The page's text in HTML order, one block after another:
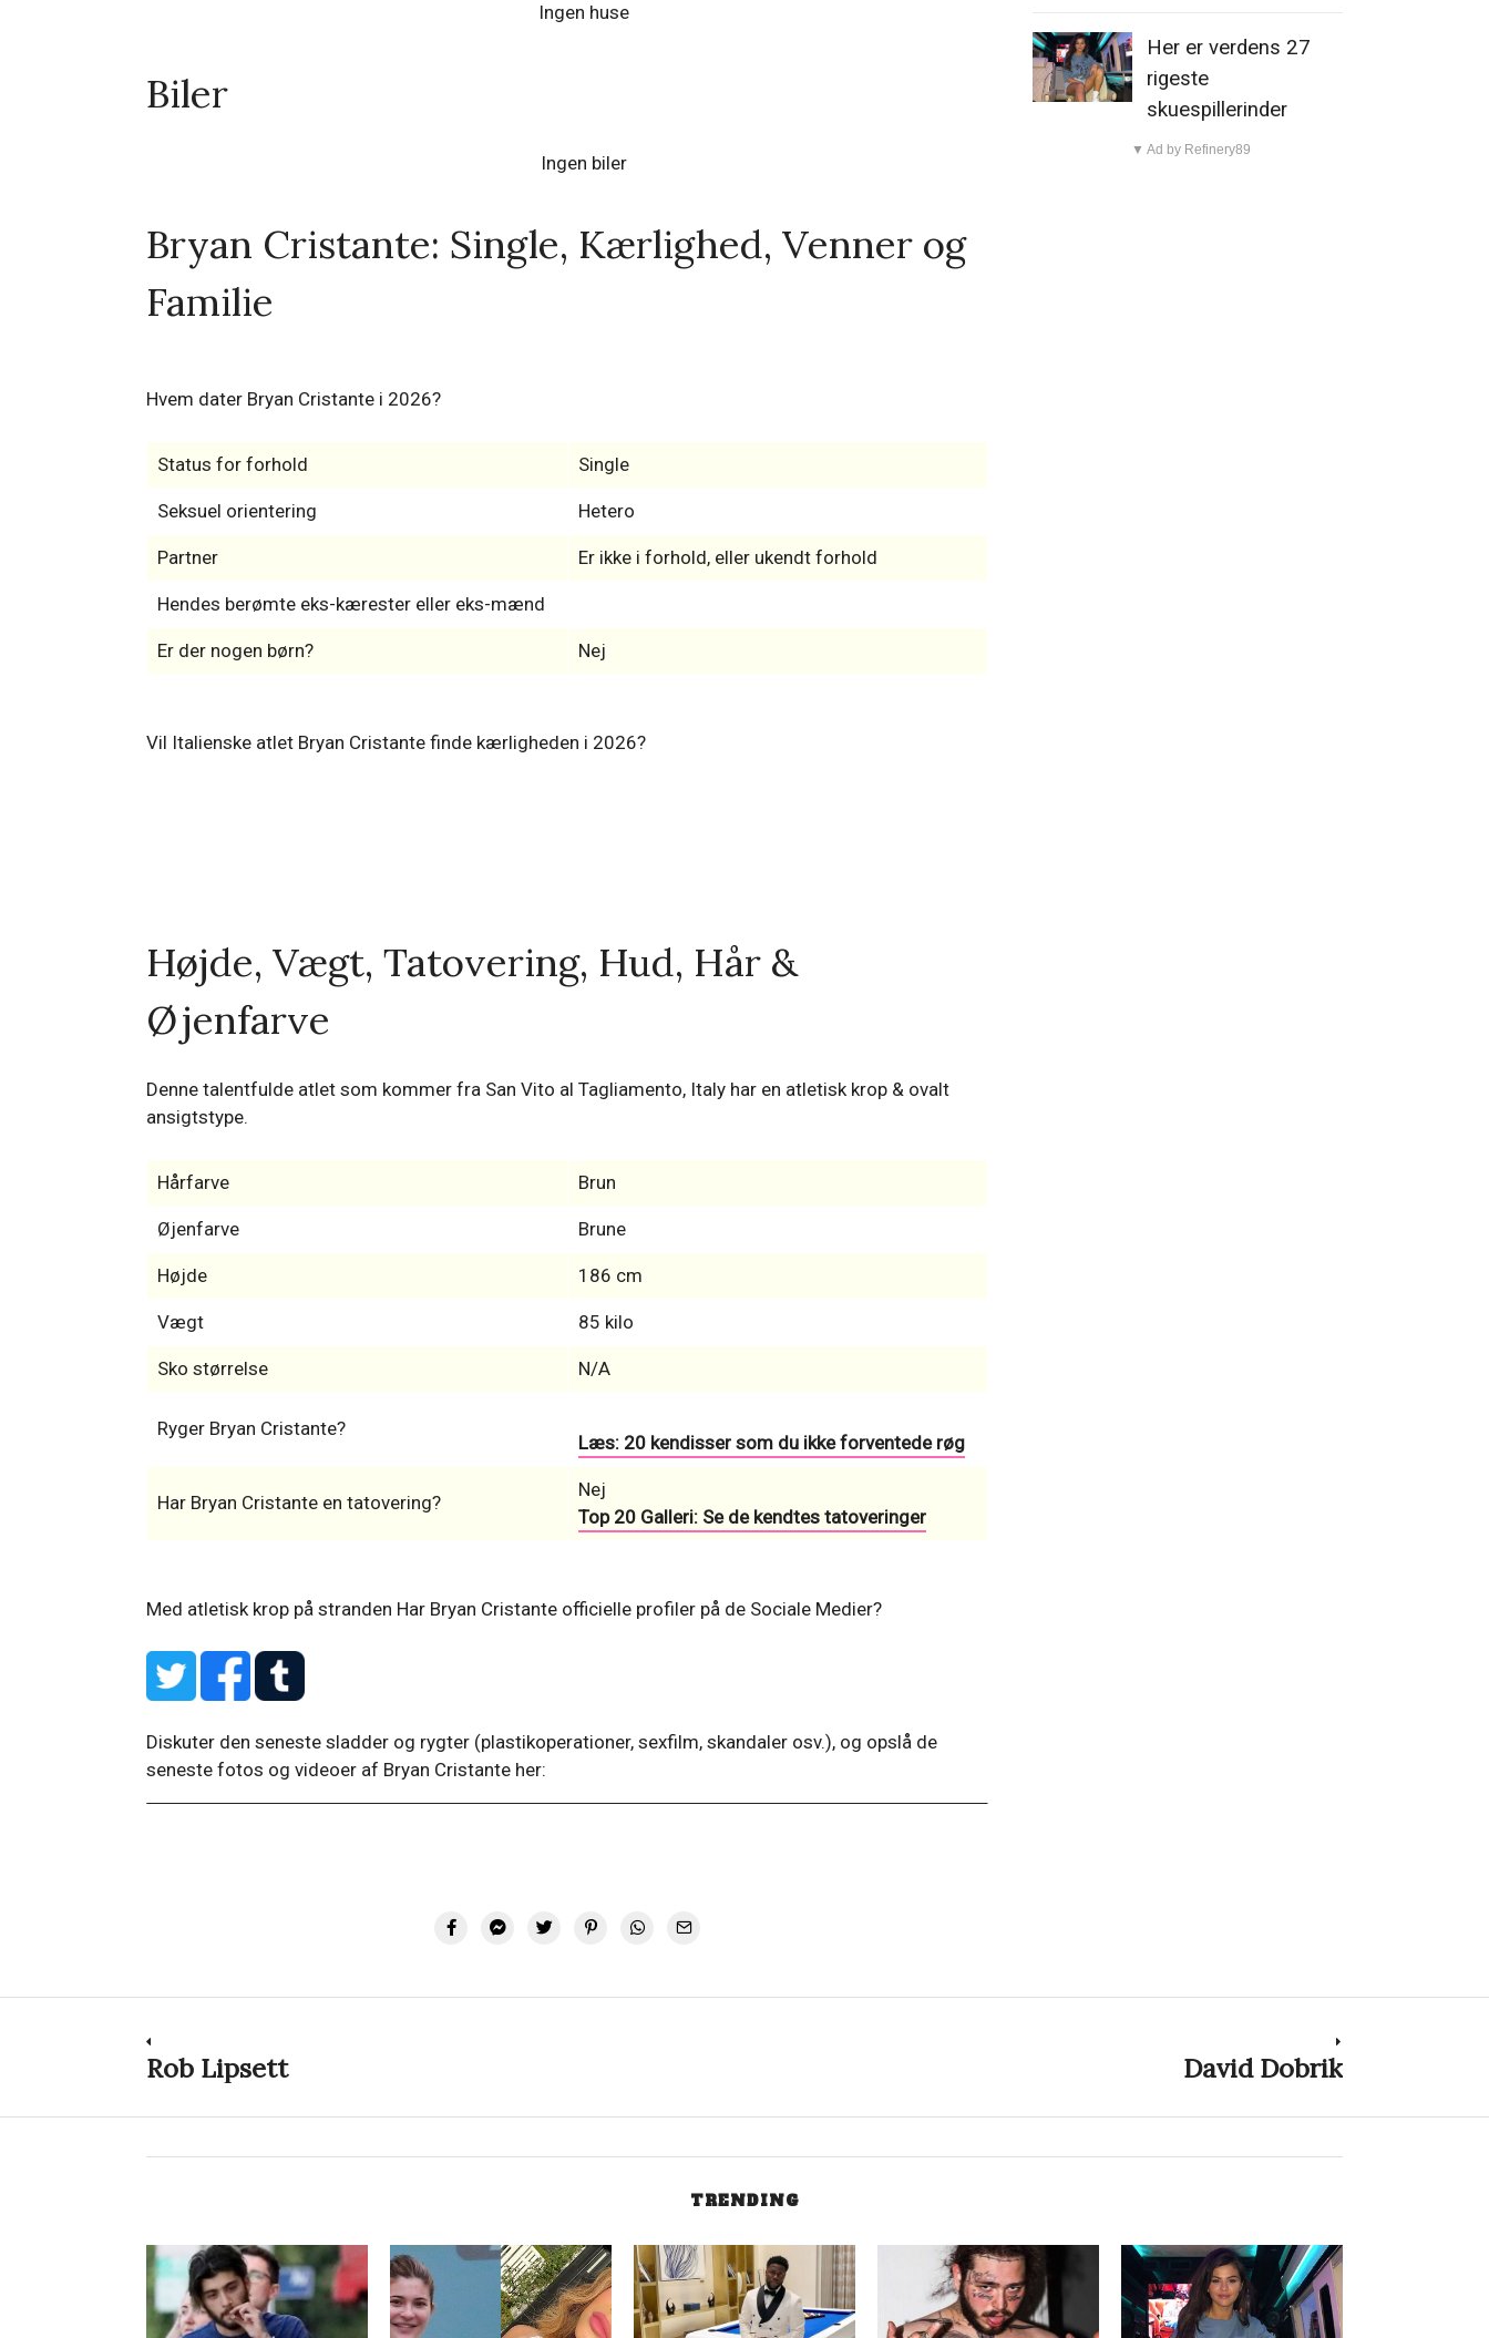
Ingen huse
Biler
Ingen biler
Bryan Cristante: Single, Kærlighed, Venner og
Familie
Hvem dater Bryan Cristante i 2026?
Status for forhold Single
Seksuel orientering Hetero
Partner Er ikke i forhold, eller ukendt forhold
Hendes berømte eks-kærester eller eks-mænd
Er der nogen børn? Nej
Vil Italienske atlet Bryan Cristante finde kærligheden i 2026?
Højde, Vægt, Tatovering, Hud, Hår &
Øjenfarve
Denne talentfulde atlet som kommer fra San Vito al Tagliamento, Italy har en atletisk krop & ovalt
ansigtstype.
Hårfarve Brun
Øjenfarve Brune
Højde 186 cm
Vægt 85 kilo
Sko størrelse N/A
Ryger Bryan Cristante?
Læs: 20 kendisser som du ikke forventede røg
Har Bryan Cristante en tatovering?
Nej
Top 20 Galleri: Se de kendtes tatoveringer
Med atletisk krop på stranden Har Bryan Cristante officielle profiler på de Sociale Medier?
Diskuter den seneste sladder og rygter (plastikoperationer, sexfilm, skandaler osv.), og opslå de
seneste fotos og videoer af Bryan Cristante her:
Her er verdens 27
rigeste
skuespillerinder
▼ Ad by Refinery89
Indlægsnavigation
Previous
Rob Lipsett
Next
David Dobrik
TRENDING